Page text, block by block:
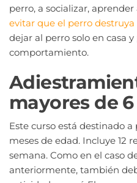
perro, a socializar,
evitar que el perro
dejar al perro solo en casa
comportamiento.
mayores de
Este curso está destinado
meses de edad. Incluye 12
semana. Como en el caso
anteriormente, también